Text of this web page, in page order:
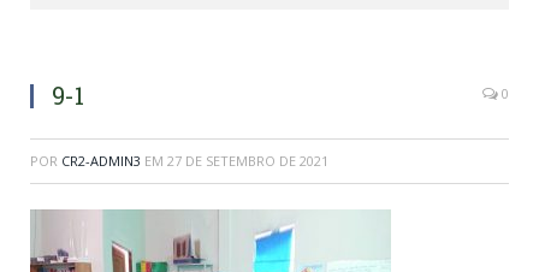
9-1 0
POR CR2-ADMIN3 EM 27 DE SETEMBRO DE 2021